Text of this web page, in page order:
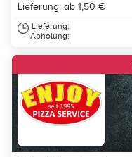
Lieferung: ab 1,50 €
Lieferung:
Abholung: